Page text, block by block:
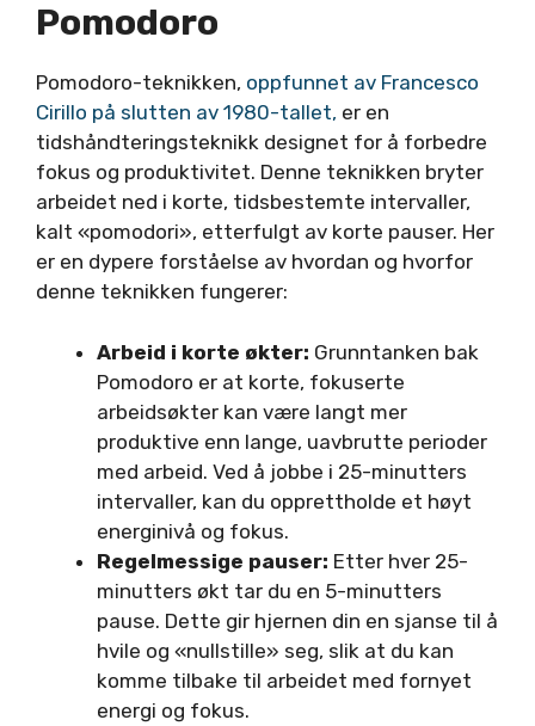
Pomodoro
Pomodoro-teknikken, oppfunnet av Francesco
Cirillo på slutten av 1980-tallet, er en
tidshåndteringsteknikk designet for å forbedre
fokus og produktivitet. Denne teknikken bryter
arbeidet ned i korte, tidsbestemte intervaller,
kalt «pomodori», etterfulgt av korte pauser. Her
er en dypere forståelse av hvordan og hvorfor
denne teknikken fungerer:
Arbeid i korte økter: Grunntanken bak
Pomodoro er at korte, fokuserte
arbeidsøkter kan være langt mer
produktive enn lange, uavbrutte perioder
med arbeid. Ved å jobbe i 25-minutters
intervaller, kan du opprettholde et høyt
energinivå og fokus.
Regelmessige pauser: Etter hver 25-
minutters økt tar du en 5-minutters
pause. Dette gir hjernen din en sjanse til å
hvile og «nullstille» seg, slik at du kan
komme tilbake til arbeidet med fornyet
energi og fokus.